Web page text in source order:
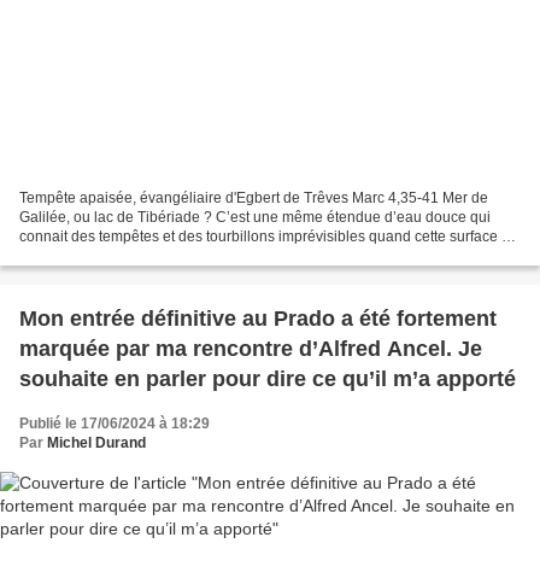
Tempête apaisée, évangéliaire d'Egbert de Trêves Marc 4,35-41 Mer de
Galilée, ou lac de Tibériade ? C’est une même étendue d’eau douce qui
connait des tempêtes et des tourbillons imprévisibles quand cette surface est
Mon entrée définitive au Prado a été fortement
marquée par ma rencontre d’Alfred Ancel. Je
souhaite en parler pour dire ce qu’il m’a apporté
Publié le 17/06/2024 à 18:29
Par Michel Durand